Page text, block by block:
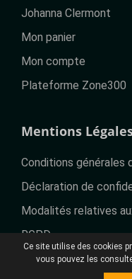
Johanna Clermont
Mon panier
Mon compte
Plateforme Zone300
Mentions
Conditions générales
Déclaration de
Modalités relatives
RGPD
Ce site utilise des cookies
vous pouvez les